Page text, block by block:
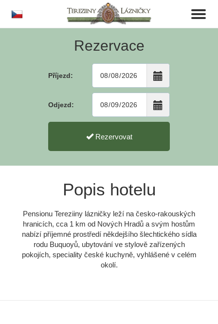
Toggle
Rezervace
Příjezd:
Odjezd:
Rezervovat
Popis hotelu
Pensionu Tereziiny lázničky leží na česko-rakouských
hranicích, cca 1 km od Nových Hradů a svým hostům
nabízí příjemné prostředí někdejšího šlechtického sídla
rodu Buquoyů, ubytování ve stylově zařízených
pokojích, speciality české kuchyně, vyhlášené v celém
okolí.